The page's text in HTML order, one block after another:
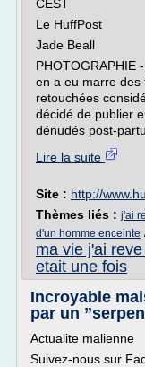
CEST
Le HuffPost
Jade Beall
PHOTOGRAPHIE
en a eu marre des
retouchées
décidé de publier
dénudés post-
Lire la suite
Site : http://
Thèmes liés : j'ai
d'un homme enceinte
ma vie j'ai
etait une fois
Incroyable
par un
Actualite malienne
Suivez-nous sur